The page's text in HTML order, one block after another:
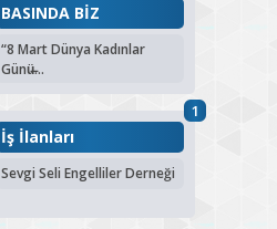
BASINDA BİZ
“8 Mart Dünya Kadınlar
Günü̶...
1
İş İlanları
Sevgi Seli Engelliler Derneği